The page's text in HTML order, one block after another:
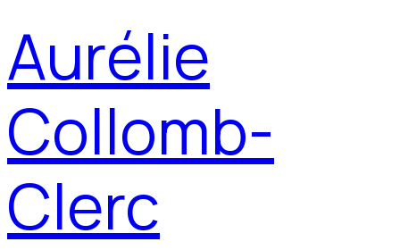
Aurélie
Collomb-
Clerc